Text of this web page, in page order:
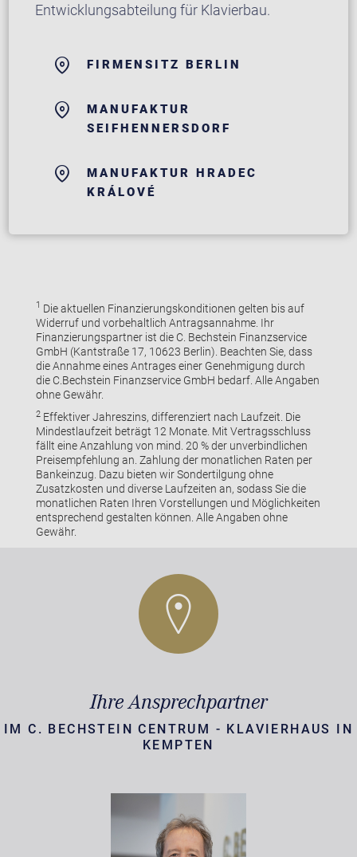
Entwicklungsabteilung für Klavierbau.
FIRMENSITZ BERLIN
MANUFAKTUR
SEIFHENNERSDORF
MANUFAKTUR HRADEC
KRÁLOVÉ
1 Die aktuellen Finanzierungskonditionen gelten bis auf
Widerruf und vorbehaltlich Antragsannahme. Ihr
Finanzierungspartner ist die C. Bechstein Finanzservice
GmbH (Kantstraße 17, 10623 Berlin). Beachten Sie, dass
die Annahme eines Antrages einer Genehmigung durch
die C.Bechstein Finanzservice GmbH bedarf. Alle Angaben
ohne Gewähr.
2Effektiver Jahreszins, differenziert nach Laufzeit. Die
Mindestlaufzeit beträgt 12 Monate. Mit Vertragsschluss
fällt eine Anzahlung von mind. 20 % der unverbindlichen
Preisempfehlung an. Zahlung der monatlichen Raten per
Bankeinzug. Dazu bieten wir Sondertilgung ohne
Zusatzkosten und diverse Laufzeiten an, sodass Sie die
monatlichen Raten Ihren Vorstellungen und Möglichkeiten
entsprechend gestalten können. Alle Angaben ohne
Gewähr.
Ihre Ansprechpartner
IM C. BECHSTEIN CENTRUM - KLAVIERHAUS IN
KEMPTEN